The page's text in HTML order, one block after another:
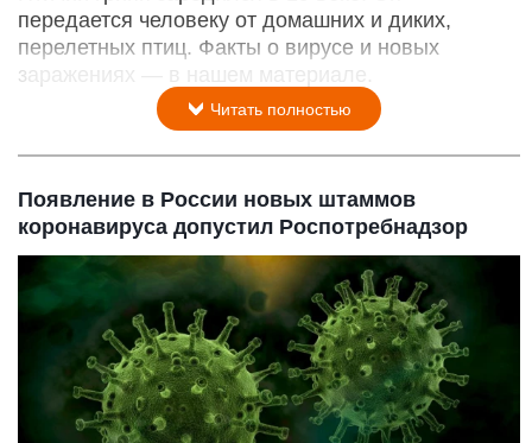
передается человеку от домашних и диких,
перелетных птиц. Факты о вирусе и новых
заражениях — в нашем материале.
Читать полностью
Появление в России новых штаммов
коронавируса допустил Роспотребнадзор